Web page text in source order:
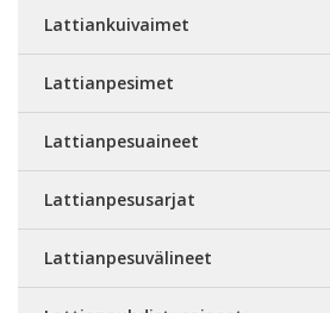
Lattiankuivaimet
Lattianpesimet
Lattianpesuaineet
Lattianpesusarjat
Lattianpesuvälineet